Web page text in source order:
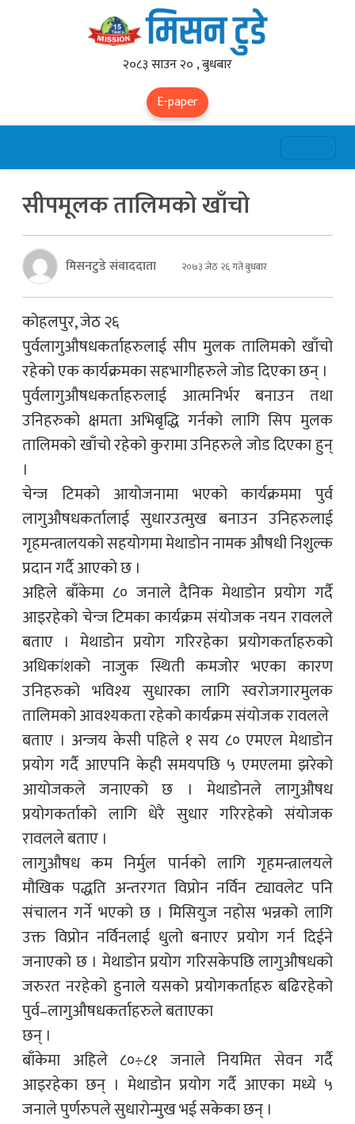
२०८३ साउन २० , बुधबार
E-paper
सीपमूलक तालिमको खाँचो
मिसनटुडे संवाददाता २०७३ जेठ २६ गते बुधबार
कोहलपुर, जेठ २६
पुर्वलागुऔषधकर्ताहरुलाई सीप मुलक तालिमको खाँचो
रहेको एक कार्यक्रमका सहभागीहरुले जोड दिएका छन् ।
पुर्वलागुऔषधकर्ताहरुलाई आत्मनिर्भर बनाउन तथा
उनिहरुको क्षमता अभिबृद्धि गर्नको लागि सिप मुलक
तालिमको खाँचो रहेको कुरामा उनिहरुले जोड दिएका हुन्
।
चेन्ज टिमको आयोजनामा भएको कार्यक्रममा पुर्व
लागुऔषधकर्तालाई सुधारउत्मुख बनाउन उनिहरुलाई
गृहमन्त्रालयको सहयोगमा मेथाडोन नामक औषधी निशुल्क
प्रदान गर्दै आएको छ ।
अहिले बाँकेमा ८० जनाले दैनिक मेथाडोन प्रयोग गर्दै
आइरहेको चेन्ज टिमका कार्यक्रम संयोजक नयन रावलले
बताए । मेथाडोन प्रयोग गरिरहेका प्रयोगकर्ताहरुको
अधिकांशको नाजुक स्थिती कमजोर भएका कारण
उनिहरुको भविश्य सुधारका लागि स्वरोजगारमुलक
तालिमको आवश्यकता रहेको कार्यक्रम संयोजक रावलले
बताए । अन्जय केसी पहिले १ सय ८० एमएल मेथाडोन
प्रयोग गर्दै आएपनि केही समयपछि ५ एमएलमा झरेको
आयोजकले जनाएको छ । मेथाडोनले लागुऔषध
प्रयोगकर्ताको लागि धेरै सुधार गरिरहेको संयोजक
रावलले बताए ।
लागुऔषध कम निर्मुल पार्नको लागि गृहमन्त्रालयले
मौखिक पद्धति अन्तरगत विप्रोन नर्विन ट्यावलेट पनि
संचालन गर्ने भएको छ । मिसियुज नहोस भन्नको लागि
उक्त विप्रोन नर्विनलाई धुलो बनाएर प्रयोग गर्न दिईने
जनाएको छ । मेथाडोन प्रयोग गरिसकेपछि लागुऔषधको
जरुरत नरहेको हुनाले यसको प्रयोगकर्ताहरु बढिरहेको
पुर्व–लागुऔषधकर्ताहरुले बताएका
छन् ।
बाँकेमा अहिले ८०÷८१ जनाले नियमित सेवन गर्दै
आइरहेका छन् । मेथाडोन प्रयोग गर्दै आएका मध्ये ५
जनाले पुर्णरुपले सुधारोन्मुख भई सकेका छन् ।